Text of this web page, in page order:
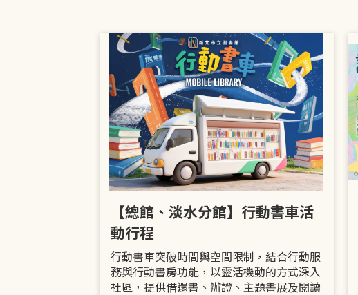
【總館、淡水分館】行動書車活
動行程
行動書車突破時間與空間限制，結合行動服
務與行動書房功能，以靈活機動的方式深入
社區，提供借還書、辦證、主題書展及閱讀